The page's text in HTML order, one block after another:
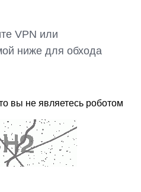
VPN или
ниже для обхода
вы не являетесь роботом